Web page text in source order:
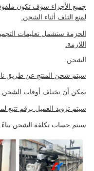
جميع الأجزاء سوف تكون
لمنع التلف أثناء الشحن.
الحزمة ستشمل تعليمات
اللازمة.
الشحن:
سيتم شحن المنتج عن طريق
يمكن أن تختلف أوقات الشحن
سيتم تزويد العميل برقم تتبع
سيتم حساب تكلفة الشحن بناءً